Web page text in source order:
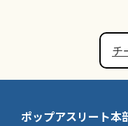
チ
ポップアスリート本